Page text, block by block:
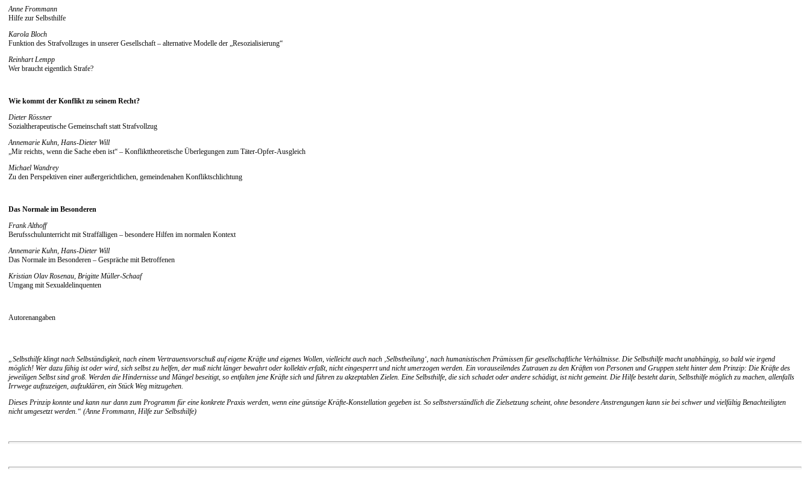
Anne Frommann
Hilfe zur Selbsthilfe
Karola Bloch
Funktion des Strafvollzuges in unserer Gesellschaft – alternative Modelle der „Resozialisierung“
Reinhart Lempp
Wer braucht eigentlich Strafe?
Wie kommt der Konflikt zu seinem Recht?
Dieter Rössner
Sozialtherapeutische Gemeinschaft statt Strafvollzug
Annemarie Kuhn, Hans-Dieter Will
„Mir reichts, wenn die Sache eben ist“ – Konflikttheoretische Überlegungen zum Täter-Opfer-Ausgleich
Michael Wandrey
Zu den Perspektiven einer außergerichtlichen, gemeindenahen Konfliktschlichtung
Das Normale im Besonderen
Frank Althoff
Berufsschulunterricht mit Straffälligen – besondere Hilfen im normalen Kontext
Annemarie Kuhn, Hans-Dieter Will
Das Normale im Besonderen – Gespräche mit Betroffenen
Kristian Olav Rosenau, Brigitte Müller-Schaaf
Umgang mit Sexualdelinquenten
Autorenangaben
„Selbsthilfe klingt nach Selbständigkeit, nach einem Vertrauensvorschuß auf eigene Kräfte und eigenes Wollen, vielleicht auch nach ‚Selbstheilung‘, nach humanistischen Prämissen für gesellschaftliche Verhältnisse. Die Selbsthilfe macht unabhängig, so bald wie irgend
möglich! Wer dazu fähig ist oder wird, sich selbst zu helfen, der muß nicht länger bewahrt oder kollektiv erfaßt, nicht eingesperrt und nicht umerzogen werden. Ein vorauseilendes Zutrauen zu den Kräften von Personen und Gruppen steht hinter dem Prinzip: Die Kräfte des
jeweiligen Selbst sind groß. Werden die Hindernisse und Mängel beseitigt, so entfalten jene Kräfte sich und führen zu akzeptablen Zielen. Eine Selbsthilfe, die sich schadet oder andere schädigt, ist nicht gemeint. Die Hilfe besteht darin, Selbsthilfe möglich zu machen, allenfalls
Irrwege aufzuzeigen, aufzuklären, ein Stück Weg mitzugehen.
Dieses Prinzip konnte und kann nur dann zum Programm für eine konkrete Praxis werden, wenn eine günstige Kräfte-Konstellation gegeben ist. So selbstverständlich die Zielsetzung scheint, ohne besondere Anstrengungen kann sie bei schwer und vielfältig Benachteiligten
nicht umgesetzt werden.“ (Anne Frommann, Hilfe zur Selbsthilfe)